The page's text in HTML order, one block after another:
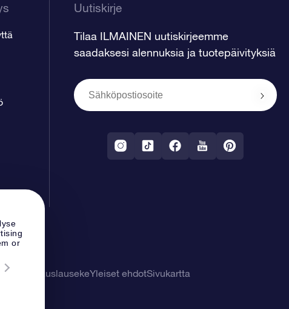
or
Uutiskirje
Tilaa ILMAINEN uutiskirjeemme
saadaksesi alennuksia ja tuotepäivityksiä
Yleiset ehdotSivukartta